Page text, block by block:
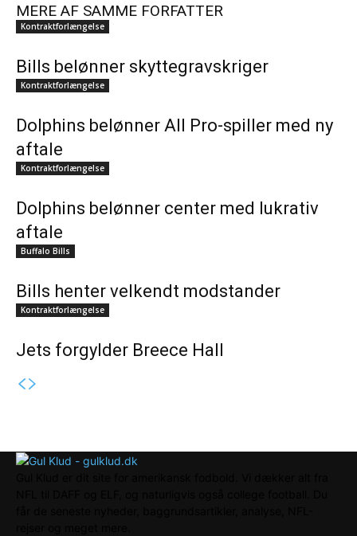
MERE AF SAMME FORFATTER
Kontraktforlængelse
Bills belønner skyttegravskriger
Kontraktforlængelse
Dolphins belønner All Pro-spiller med ny
aftale
Kontraktforlængelse
Dolphins belønner center med lukrativ
aftale
Buffalo Bills
Bills henter velkendt modstander
Kontraktforlængelse
Jets forgylder Breece Hall